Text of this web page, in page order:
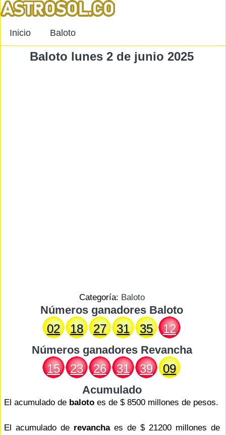
Inicio Baloto
Baloto lunes 2 de junio 2025
Categoría: Baloto
Números ganadores Baloto
02 18 27 31 35 12
Números ganadores Revancha
15 23 26 31 39 09
Acumulado
El acumulado de baloto es de $ 8500 millones de pesos.
El acumulado de revanchaes de $ 21200 millones de